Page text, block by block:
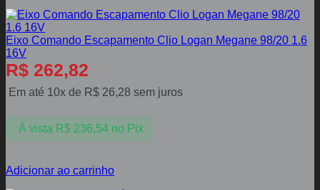
Eixo Comando Escapamento Clio Logan Megane 98/20 1.6
16V
R$ 262,82
Em até 10x de R$ 26,28 sem juros
À vista R$236,54 no Pix
Adicionar ao carrinho